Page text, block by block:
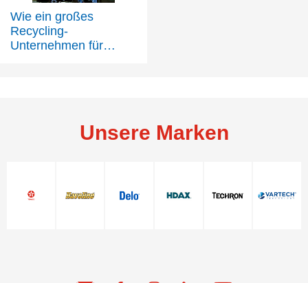
Wie ein großes
Recycling-
Unternehmen für
Unsere Marken